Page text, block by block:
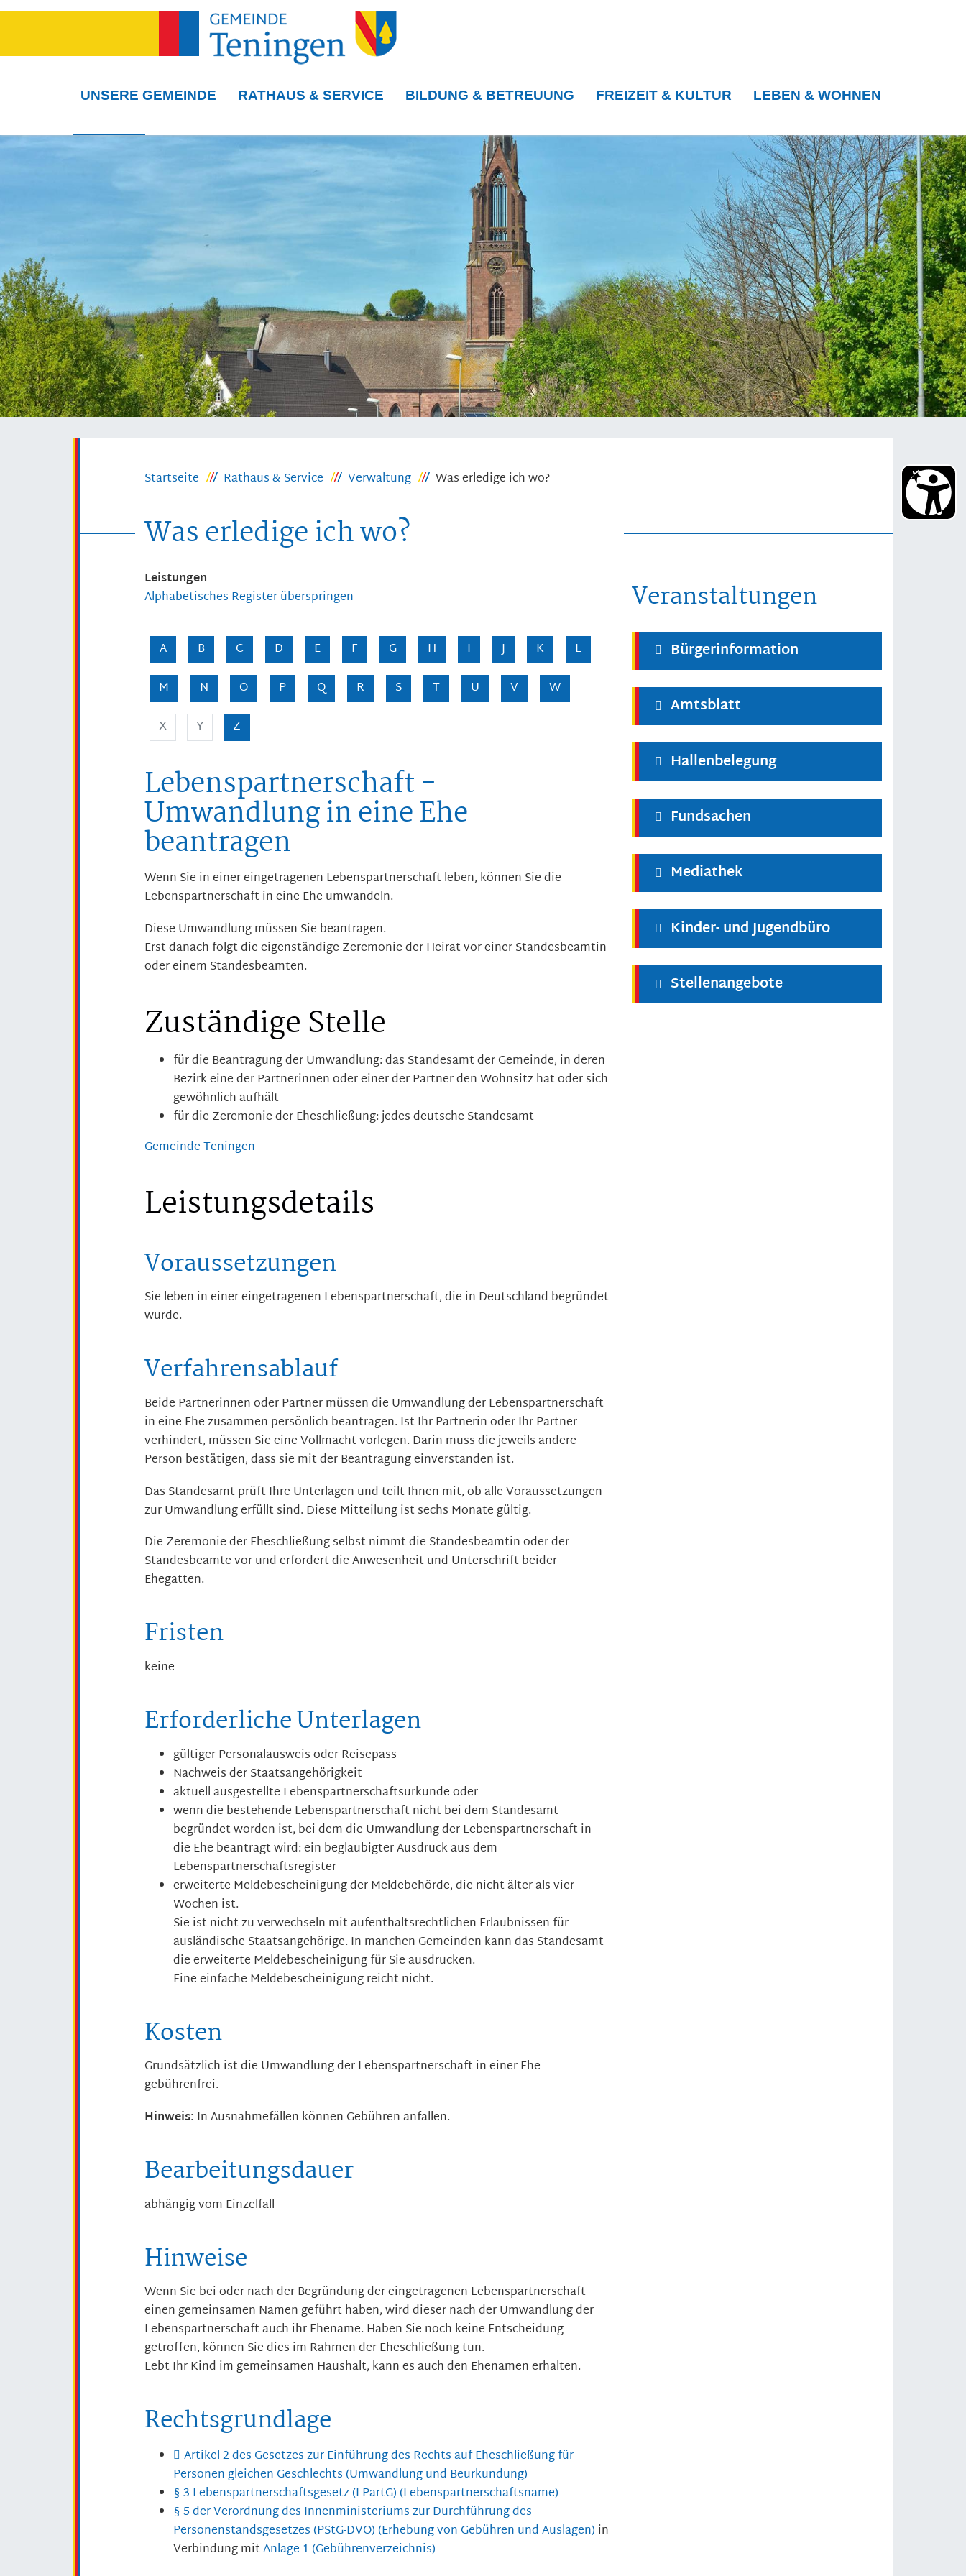
UNSERE GEMEINDE RATHAUS & SERVICE BILDUNG & BETREUUNG FREIZEIT & KULTUR LEBEN & WOHNEN
Startseite Rathaus & Service Verwaltung Was erledige ich wo?
Was erledige ich wo?
Leistungen
Alphabetisches Register überspringen
A B C D E F G H I J K
L
M
N O P Q R S T U V
W
X
Y Z
Lebenspartnerschaft -
Umwandlung in eine Ehe
beantragen
Wenn Sie in einer eingetragenen Lebenspartnerschaft leben, können Sie die
Lebenspartnerschaft in eine Ehe umwandeln.
Diese Umwandlung müssen Sie beantragen.
Erst danach folgt die eigenständige Zeremonie der Heirat vor einer Standesbeamtin
oder einem Standesbeamten.
Zuständige Stelle
für die Beantragung der Umwandlung: das Standesamt der Gemeinde, in deren
Bezirk eine der Partnerinnen oder einer der Partner den Wohnsitz hat oder sich
gewöhnlich aufhält
für die Zeremonie der Eheschließung: jedes deutsche Standesamt
Gemeinde Teningen
Leistungsdetails
Voraussetzungen
Sie leben in einer eingetragenen Lebenspartnerschaft, die in Deutschland begründet
wurde.
Verfahrensablauf
Beide Partnerinnen oder Partner müssen die Umwandlung der Lebenspartnerschaft
in eine Ehe zusammen persönlich beantragen. Ist Ihr Partnerin oder Ihr Partner
verhindert, müssen Sie eine Vollmacht vorlegen. Darin muss die jeweils andere
Person bestätigen, dass sie mit der Beantragung einverstanden ist.
Das Standesamt prüft Ihre Unterlagen und teilt Ihnen mit, ob alle Voraussetzungen
zur Umwandlung erfüllt sind. Diese Mitteilung ist sechs Monate gültig.
Die Zeremonie der Eheschließung selbst nimmt die Standesbeamtin oder der
Standesbeamte vor und erfordert die Anwesenheit und Unterschrift beider
Ehegatten.
Fristen
keine
Erforderliche Unterlagen
gültiger Personalausweis oder Reisepass
Nachweis der Staatsangehörigkeit
aktuell ausgestellte Lebenspartnerschaftsurkunde oder
wenn die bestehende Lebenspartnerschaft nicht bei dem Standesamt
begründet worden ist, bei dem die Umwandlung der Lebenspartnerschaft in
die Ehe beantragt wird: ein beglaubigter Ausdruck aus dem
Lebenspartnerschaftsregister
erweiterte Meldebescheinigung der Meldebehörde, die nicht älter als vier
Wochen ist.
Sie ist nicht zu verwechseln mit aufenthaltsrechtlichen Erlaubnissen für
ausländische Staatsangehörige. In manchen Gemeinden kann das Standesamt
die erweiterte Meldebescheinigung für Sie ausdrucken.
Eine einfache Meldebescheinigung reicht nicht.
Kosten
Grundsätzlich ist die Umwandlung der Lebenspartnerschaft in einer Ehe
gebührenfrei.
Hinweis: In Ausnahmefällen können Gebühren anfallen.
Bearbeitungsdauer
abhängig vom Einzelfall
Hinweise
Wenn Sie bei oder nach der Begründung der eingetragenen Lebenspartnerschaft
einen gemeinsamen Namen geführt haben, wird dieser nach der Umwandlung der
Lebenspartnerschaft auch ihr Ehename. Haben Sie noch keine Entscheidung
getroffen, können Sie dies im Rahmen der Eheschließung tun.
Lebt Ihr Kind im gemeinsamen Haushalt, kann es auch den Ehenamen erhalten.
Rechtsgrundlage
Artikel 2 des Gesetzes zur Einführung des Rechts auf Eheschließung für
Personen gleichen Geschlechts (Umwandlung und Beurkundung)
§ 3 Lebenspartnerschaftsgesetz (LPartG) (Lebenspartnerschaftsname)
§ 5 der Verordnung des Innenministeriums zur Durchführung des
Personenstandsgesetzes (PStG-DVO) (Erhebung von Gebühren und Auslagen) in
Verbindung mitAnlage 1 (Gebührenverzeichnis)
Veranstaltungen
Bürgerinformation
Amtsblatt
Hallenbelegung
Fundsachen
Mediathek
Kinder- und Jugendbüro
Stellenangebote